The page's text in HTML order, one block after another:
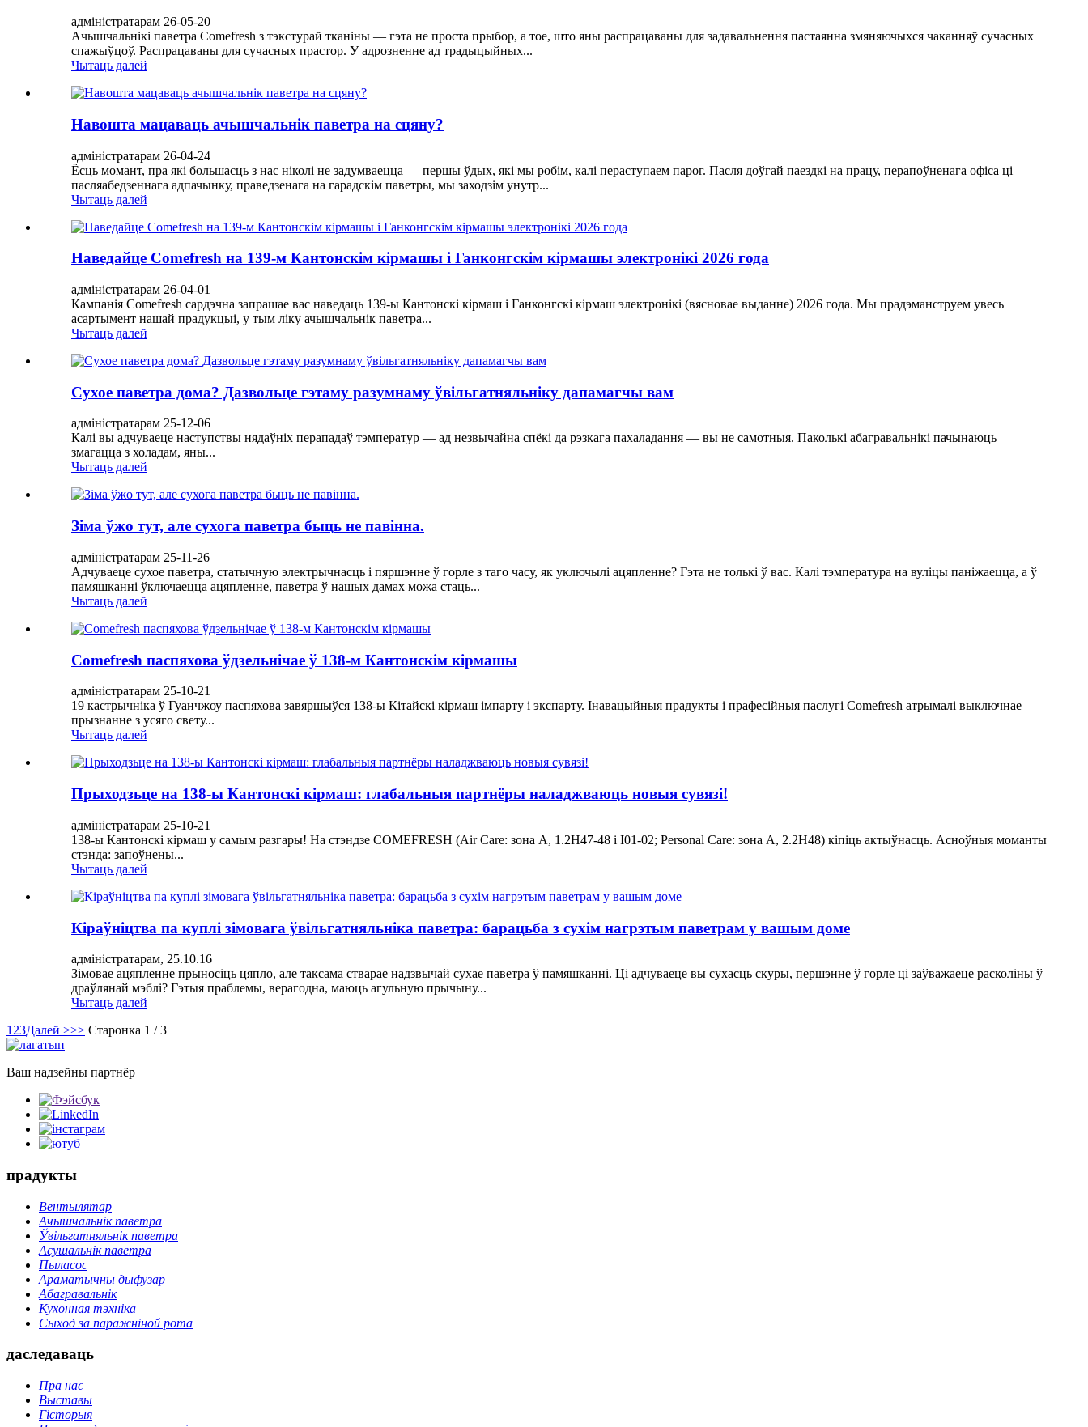
адміністратарам 26-05-20
Ачышчальнікі паветра Comefresh з тэкстурай тканіны — гэта не проста прыбор, а тое, што яны распрацаваны для задавальнення пастаянна змяняючыхся чаканняў сучасных
спажыўцоў. Распрацаваны для сучасных прастор. У адрозненне ад традыцыйных...
Чытаць далей
Навошта мацаваць ачышчальнік паветра на сцяну?
адміністратарам 26-04-24
Ёсць момант, пра які большасць з нас ніколі не задумваецца — першы ўдых, які мы робім, калі пераступаем парог. Пасля доўгай паездкі на працу, перапоўненага офіса ці
пасляабедзеннага адпачынку, праведзенага на гарадскім паветры, мы заходзім унутр...
Чытаць далей
Наведайце Comefresh на 139-м Кантонскім кірмашы і Ганконгскім кірмашы электронікі 2026 года
адміністратарам 26-04-01
Кампанія Comefresh сардэчна запрашае вас наведаць 139-ы Кантонскі кірмаш і Ганконгскі кірмаш электронікі (вясновае выданне) 2026 года. Мы прадэманструем увесь
асартымент нашай прадукцыі, у тым ліку ачышчальнік паветра...
Чытаць далей
Сухое паветра дома? Дазвольце гэтаму разумнаму ўвільгатняльніку дапамагчы вам
адміністратарам 25-12-06
Калі вы адчуваеце наступствы нядаўніх перападаў тэмператур — ад незвычайна спёкі да рэзкага пахаладання — вы не самотныя. Паколькі абагравальнікі пачынаюць
змагацца з холадам, яны...
Чытаць далей
Зіма ўжо тут, але сухога паветра быць не павінна.
адміністратарам 25-11-26
Адчуваеце сухое паветра, статычную электрычнасць і пяршэнне ў горле з таго часу, як уключылі ацяпленне? Гэта не толькі ў вас. Калі тэмпература на вуліцы паніжаецца, а ў
памяшканні ўключаецца ацяпленне, паветра ў нашых дамах можа стаць...
Чытаць далей
Comefresh паспяхова ўдзельнічае ў 138-м Кантонскім кірмашы
адміністратарам 25-10-21
19 кастрычніка ў Гуанчжоу паспяхова завяршыўся 138-ы Кітайскі кірмаш імпарту і экспарту. Інавацыйныя прадукты і прафесійныя паслугі Comefresh атрымалі выключнае
прызнанне з усяго свету...
Чытаць далей
Прыходзьце на 138-ы Кантонскі кірмаш: глабальныя партнёры наладжваюць новыя сувязі!
адміністратарам 25-10-21
138-ы Кантонскі кірмаш у самым разгары! На стэндзе COMEFRESH (Air Care: зона A, 1.2H47-48 і I01-02; Personal Care: зона A, 2.2H48) кіпіць актыўнасць. Асноўныя моманты
стэнда: запоўнены...
Чытаць далей
Кіраўніцтва па куплі зімовага ўвільгатняльніка паветра: барацьба з сухім нагрэтым паветрам у вашым доме
адміністратарам, 25.10.16
Зімовае ацяпленне прыносіць цяпло, але таксама стварае надзвычай сухае паветра ў памяшканні. Ці адчуваеце вы сухасць скуры, першэнне ў горле ці заўважаеце расколіны ў
драўлянай мэблі? Гэтыя праблемы, верагодна, маюць агульную прычыну...
Чытаць далей
1 23Далей >>> Старонка 1 / 3
Ваш надзейны партнёр
прадукты
Вентылятар
Ачышчальнік паветра
Ўвільгатняльнік паветра
Асушальнік паветра
Пыласос
Араматычны дыфузар
Абагравальнік
Кухонная тэхніка
Сыход за паражніной рота
даследаваць
Пра нас
Выставы
Гісторыя